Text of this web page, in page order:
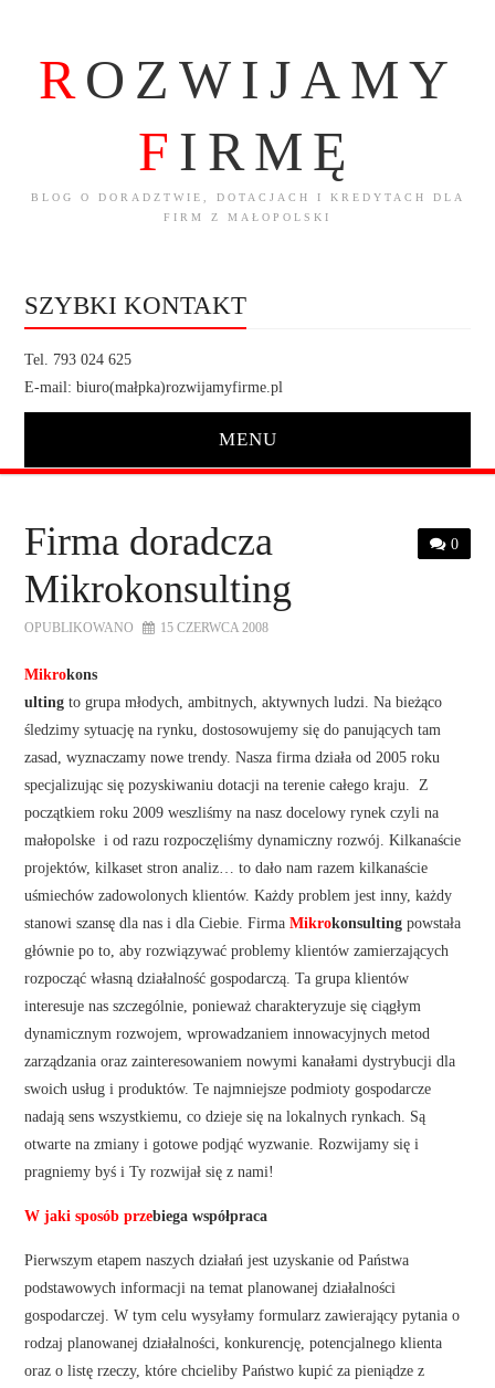
ROZWIJAMY
F IRMĘ
BLOG O DORADZTWIE, DOTACJACH I KREDYTACH DLA
FIRM Z MAŁOPOLSKI
SZYBKI KONTAKT
Tel. 793 024 625
E-mail: biuro(małpka)rozwijamyfirme.pl
MENU
O NAS
OFERTA DLA FIRM
SZKOLENIA
ZADAJ PYTANIE
KONTAKT
0
Firma doradcza
Mikrokonsulting
OPUBLIKOWANO 15 CZERWCA 2008
Mikrokons
ulting to grupa młodych, ambitnych, aktywnych ludzi. Na bieżąco
śledzimy sytuację na rynku, dostosowujemy się do panujących tam
zasad, wyznaczamy nowe trendy. Nasza firma działa od 2005 roku
specjalizując się pozyskiwaniu dotacji na terenie całego kraju. Z
początkiem roku 2009 weszliśmy na nasz docelowy rynek czyli na
małopolske i od razu rozpoczęliśmy dynamiczny rozwój. Kilkanaście
projektów, kilkaset stron analiz… to dało nam razem kilkanaście
uśmiechów zadowolonych klientów. Każdy problem jest inny, każdy
stanowi szansę dla nas i dla Ciebie. FirmaMikrokonsulting powstała
głównie po to, aby rozwiązywać problemy klientów zamierzających
rozpocząć własną działalność gospodarczą. Ta grupa klientów
interesuje nas szczególnie, ponieważ charakteryzuje się ciągłym
dynamicznym rozwojem, wprowadzaniem innowacyjnych metod
zarządzania oraz zainteresowaniem nowymi kanałami dystrybucji dla
swoich usług i produktów. Te najmniejsze podmioty gospodarcze
nadają sens wszystkiemu, co dzieje się na lokalnych rynkach. Są
otwarte na zmiany i gotowe podjąć wyzwanie. Rozwijamy się i
pragniemy byś i Ty rozwijał się z nami!
W jaki sposób przebiega współpraca
Pierwszym etapem naszych działań jest uzyskanie od Państwa
podstawowych informacji na temat planowanej działalności
gospodarczej. W tym celu wysyłamy formularz zawierający pytania o
rodzaj planowanej działalności, konkurencję, potencjalnego klienta
oraz o listę rzeczy, które chcieliby Państwo kupić za pieniądze z